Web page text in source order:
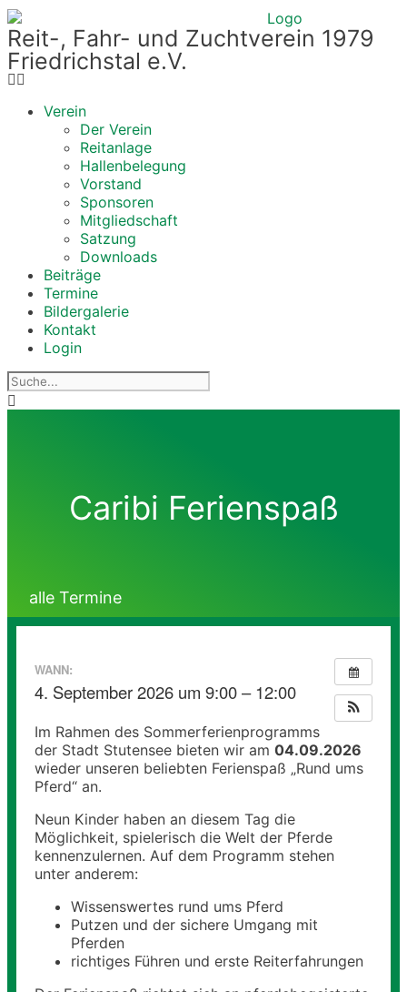
Reit-, Fahr- und Zuchtverein 1979
Friedrichstal e.V.
Verein
Der Verein
Reitanlage
Hallenbelegung
Vorstand
Sponsoren
Mitgliedschaft
Satzung
Downloads
Beiträge
Termine
Bildergalerie
Kontakt
Login
Caribi Ferienspaß
alle Termine
WANN:
4. September 2026 um 9:00 – 12:00
Im Rahmen des Sommerferienprogramms
der Stadt Stutensee bieten wir am 04.09.2026
wieder unseren beliebten Ferienspaß „Rund ums
Pferd“ an.
Neun Kinder haben an diesem Tag die
Möglichkeit, spielerisch die Welt der Pferde
kennenzulernen. Auf dem Programm stehen
unter anderem:
Wissenswertes rund ums Pferd
Putzen und der sichere Umgang mit
Pferden
richtiges Führen und erste Reiterfahrungen